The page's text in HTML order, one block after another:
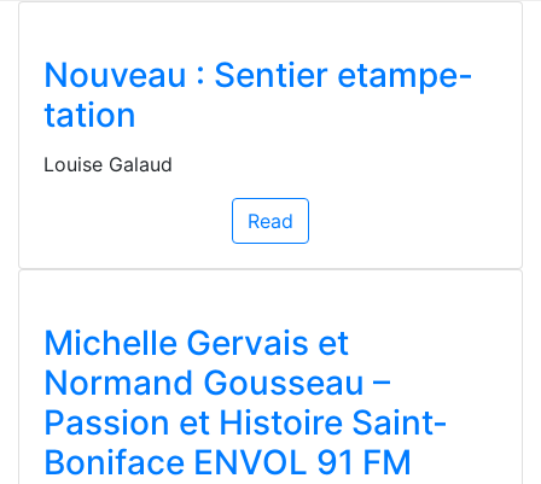
Nouveau : Sentier etampe-
tation
Louise Galaud
Read
Michelle Gervais et
Normand Gousseau –
Passion et Histoire Saint-
Boniface ENVOL 91 FM